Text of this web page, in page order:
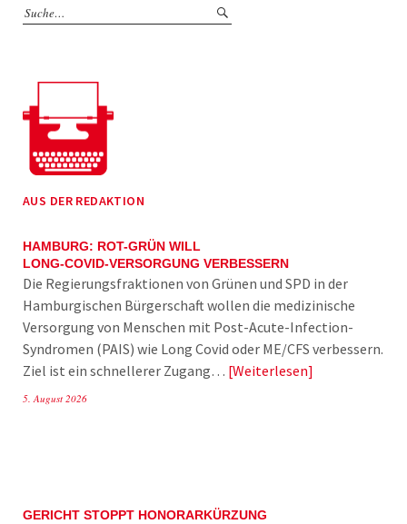
AUS DER REDAKTION
HAMBURG: ROT-GRÜN WILL
LONG-COVID-VERSORGUNG VERBESSERN
Die Regierungsfraktionen von Grünen und SPD in der
Hamburgischen Bürgerschaft wollen die medizinische
Versorgung von Menschen mit Post-Acute-Infection-
Syndromen (PAIS) wie Long Covid oder ME/CFS verbessern.
Ziel ist ein schnellerer Zugang… Weiterlesen
5. August 2026
GERICHT STOPPT HONORARKÜRZUNG